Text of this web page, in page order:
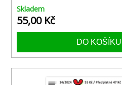
Skladem
55,00 Kč